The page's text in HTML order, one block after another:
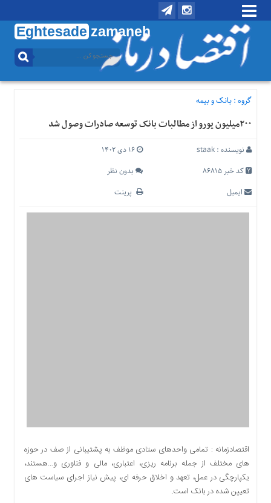
Eghtesade zamaneh
منوی
تماس
درباره
منوی
اصلی
خانه
انرژی
گروه :بانک و بیمه
۲۰۰میلیون یورو از مطالبات بانک توسعه صادرات وصول شد
نویسنده :staak
۱۶ دی ۱۴۰۲
کد خبر 86815
بدون نظر
ایمیل
پرینت
اقتصادزمانه : تمامی واحدهای ستادی موظف به پشتیبانی از صف در حوزه
های مختلف از جمله برنامه ریزی، اعتباری، مالی و فناوری و…هستند،
یکپارچگی در عمل، تعهد و اخلاق حرفه ای، پیش نیاز اجرای سیاست های
تعیین شده در بانک است.